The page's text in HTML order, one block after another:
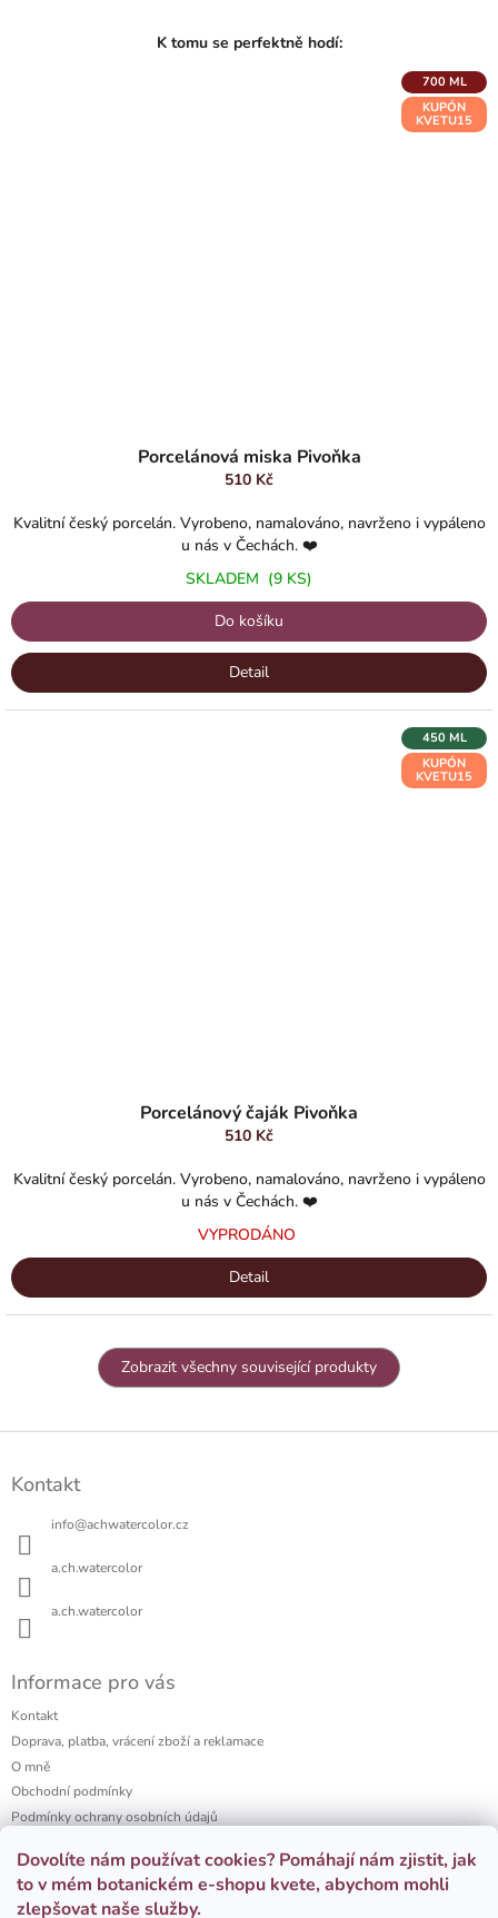
Dovolíte nám používat cookies? Pomáhají nám zjistit, jak
to v mém botanickém e-shopu kvete, abychom mohli
zlepšovat naše služby.
700 ML
KUPÓN
KVETU15
5,0
Porcelánová miska Pivoňka
510 Kč
Kvalitní český porcelán. Vyrobeno, namalováno, navrženo i vypáleno
u nás v Čechách. ❤️
SKLADEM (9 KS)
Do košíku
Detail
450 ML
KUPÓN
KVETU15
5,0
Porcelánový čaják Pivoňka
510 Kč
Kvalitní český porcelán. Vyrobeno, namalováno, navrženo i vypáleno
u nás v Čechách. ❤️
VYPRODÁNO
Detail
Zobrazit všechny související produkty
Kontakt
info@achwatercolor.cz
a.ch.watercolor
a.ch.watercolor
Informace pro vás
Kontakt
Doprava, platba, vrácení zboží a reklamace
O mně
Obchodní podmínky
Podmínky ochrany osobních údajů
Firemní dárky